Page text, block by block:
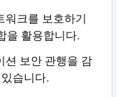
크를 보호하기
을 활용합니다.
션 보안 관행을 감
습니다.